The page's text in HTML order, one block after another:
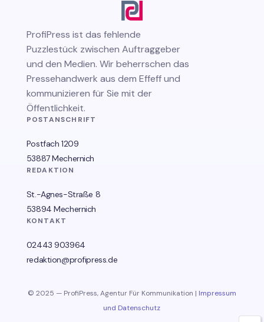
ProfiPress ist das fehlende
Puzzlestück zwischen Auftraggeber
und den Medien. Wir beherrschen das
Pressehandwerk aus dem Effeff und
kommunizieren für Sie mit der
Öffentlichkeit.
POSTANSCHRIFT
Postfach 1209
53887 Mechernich
REDAKTION
St.-Agnes-Straße 8
53894 Mechernich
KONTAKT
02443 903964
redaktion@profipress.de
© 2025 — ProfiPress, Agentur Für Kommunikation | Impressum
und Datenschutz